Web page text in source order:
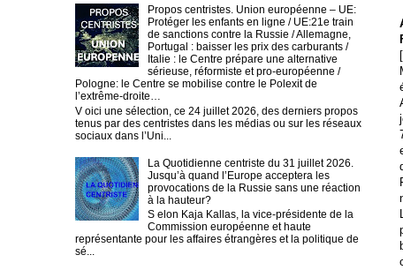
Propos centristes. Union européenne – UE:
Protéger les enfants en ligne / UE:21e train
de sanctions contre la Russie / Allemagne,
Portugal : baisser les prix des carburants /
Italie : le Centre prépare une alternative
sérieuse, réformiste et pro-européenne /
Pologne: le Centre se mobilise contre le Polexit de
l’extrême-droite…
V oici une sélection, ce 24 juillet 2026, des derniers propos
tenus par des centristes dans les médias ou sur les réseaux
sociaux dans l’Uni...
La Quotidienne centriste du 31 juillet 2026.
Jusqu’à quand l’Europe acceptera les
provocations de la Russie sans une réaction
à la hauteur?
S elon Kaja Kallas, la vice-présidente de la
Commission européenne et haute
représentante pour les affaires étrangères et la politique de
sé...